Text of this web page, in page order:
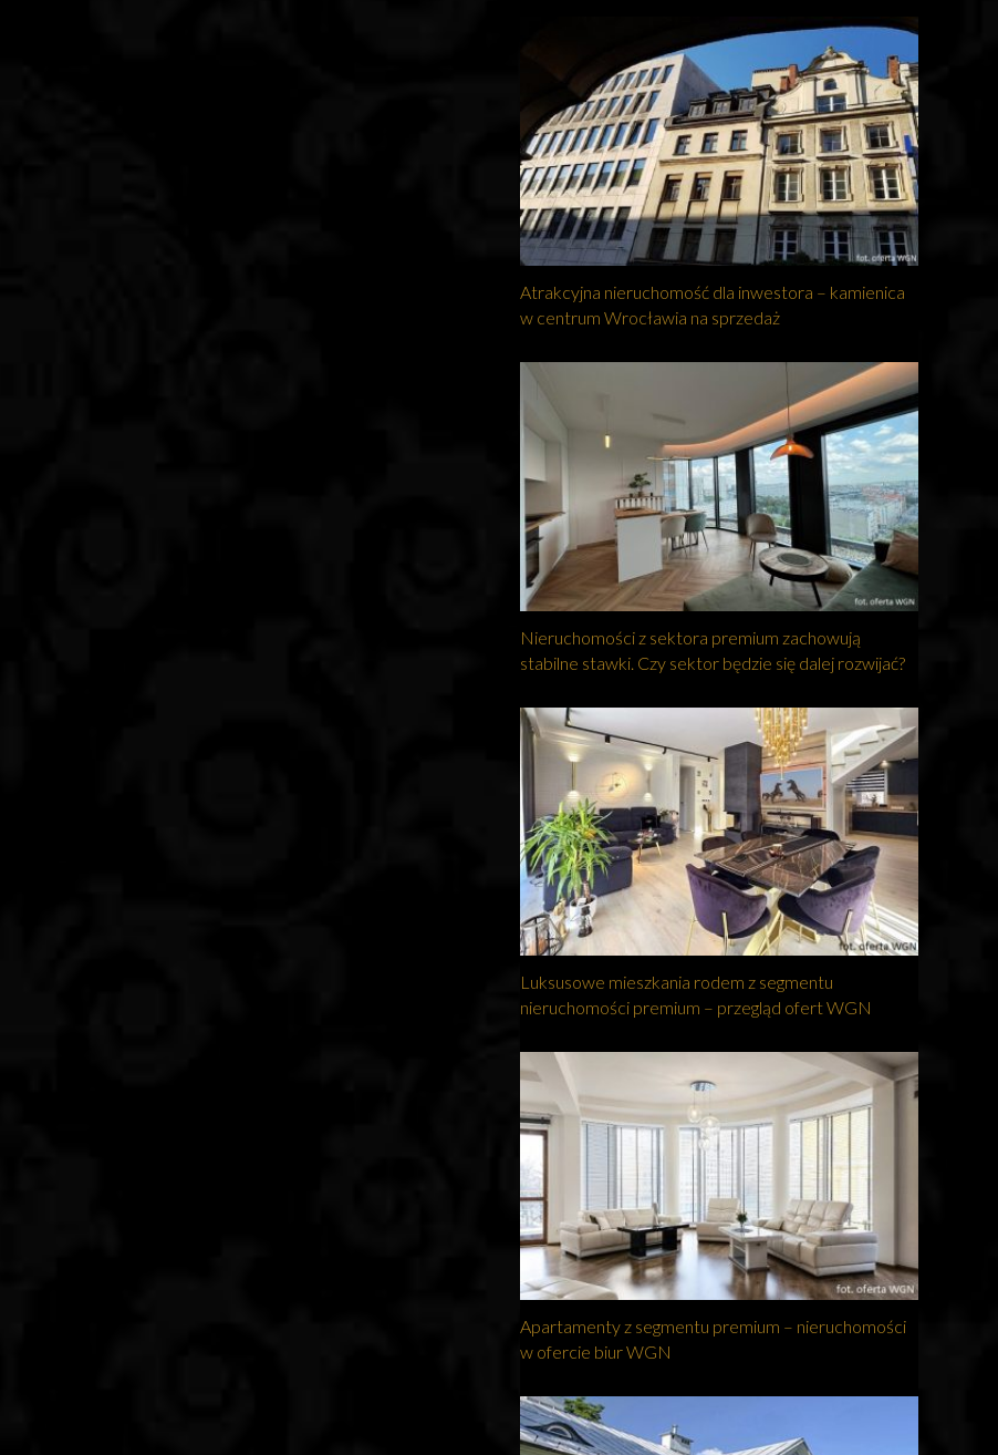
Atrakcyjna nieruchomość dla inwestora – kamienica
w centrum Wrocławia na sprzedaż
Nieruchomości z sektora premium zachowują
stabilne stawki. Czy sektor będzie się dalej rozwijać?
Luksusowe mieszkania rodem z segmentu
nieruchomości premium – przegląd ofert WGN
Apartamenty z segmentu premium – nieruchomości
w ofercie biur WGN